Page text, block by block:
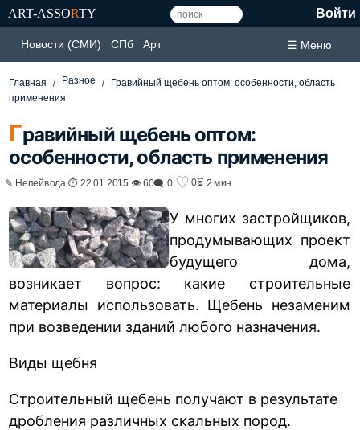
ART-ASSORTY Войти
Новости (СМИ) СПб Арт ☰ Меню
Главная Разное
Гравийный щебень оптом: особенности, область
применения
Гравийный щебень оптом:
особенности, область применения
✎ Непейвода ⏱ 22.01.2015 👁 60🗨 0 ♡ 0⏳ 2 мин
У многих застройщиков,
продумывающих проект
будущего дома,
возникает вопрос: какие строительные
материалы использовать. Щебень незаменим
при возведении зданий любого назначения.
Виды щебня
Строительный щебень получают в результате
дробления различных скальных пород.